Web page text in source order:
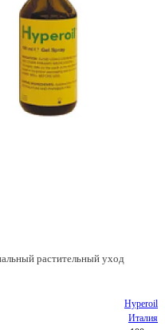
растительный уход
Hyperoil
Италия